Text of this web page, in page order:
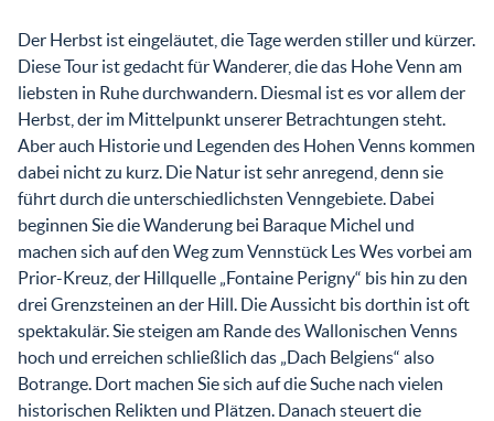
Der Herbst ist eingeläutet, die Tage werden stiller und kürzer.
Diese Tour ist gedacht für Wanderer, die das Hohe Venn am
liebsten in Ruhe durchwandern. Diesmal ist es vor allem der
Herbst, der im Mittelpunkt unserer Betrachtungen steht.
Aber auch Historie und Legenden des Hohen Venns kommen
dabei nicht zu kurz. Die Natur ist sehr anregend, denn sie
führt durch die unterschiedlichsten Venngebiete. Dabei
beginnen Sie die Wanderung bei Baraque Michel und
machen sich auf den Weg zum Vennstück Les Wes vorbei am
Prior-Kreuz, der Hillquelle „Fontaine Perigny“ bis hin zu den
drei Grenzsteinen an der Hill. Die Aussicht bis dorthin ist oft
spektakulär. Sie steigen am Rande des Wallonischen Venns
hoch und erreichen schließlich das „Dach Belgiens“ also
Botrange. Dort machen Sie sich auf die Suche nach vielen
historischen Relikten und Plätzen. Danach steuert die